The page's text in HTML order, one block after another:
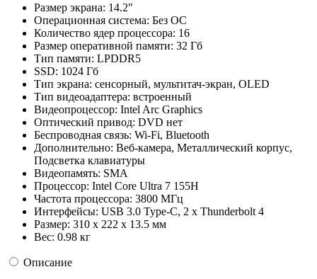
Размер экрана: 14.2"
Операционная система: Без ОС
Количество ядер процессора: 16
Размер оперативной памяти: 32 Гб
Тип памяти: LPDDR5
SSD: 1024 Гб
Тип экрана: сенсорный, мультитач-экран, OLED
Тип видеоадаптера: встроенный
Видеопроцессор: Intel Arc Graphics
Оптический привод: DVD нет
Беспроводная связь: Wi-Fi, Bluetooth
Дополнительно: Веб-камера, Металлический корпус,
Подсветка клавиатуры
Видеопамять: SMA
Процессор: Intel Core Ultra 7 155H
Частота процессора: 3800 МГц
Интерфейсы: USB 3.0 Type-C, 2 x Thunderbolt 4
Размер: 310 х 222 х 13.5 мм
Вес: 0.98 кг
Описание